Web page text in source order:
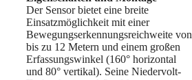
Der Sensor bietet eine breite
Einsatzmöglichkeit mit einer
Bewegungserkennungsreichweite von
bis zu 12 Metern und einem großen
Erfassungswinkel (160° horizontal
und 80° vertikal). Seine Niedervolt-